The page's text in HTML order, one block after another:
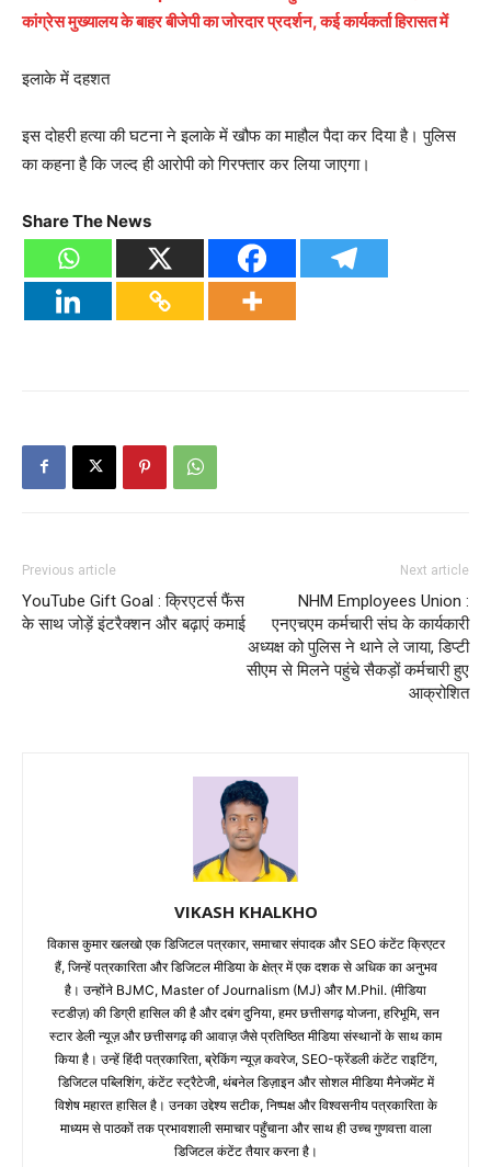
कांग्रेस मुख्यालय के बाहर बीजेपी का जोरदार प्रदर्शन, कई कार्यकर्ता हिरासत में
इलाके में दहशत
इस दोहरी हत्या की घटना ने इलाके में खौफ का माहौल पैदा कर दिया है। पुलिस
का कहना है कि जल्द ही आरोपी को गिरफ्तार कर लिया जाएगा।
Share The News
Previous article
YouTube Gift Goal : क्रिएटर्स फैंस
के साथ जोड़ें इंटरैक्शन और बढ़ाएं कमाई
Next article
NHM Employees Union :
एनएचएम कर्मचारी संघ के कार्यकारी
अध्यक्ष को पुलिस ने थाने ले जाया, डिप्टी
सीएम से मिलने पहुंचे सैकड़ों कर्मचारी हुए
आक्रोशित
VIKASH KHALKHO
विकास कुमार खलखो एक डिजिटल पत्रकार, समाचार संपादक और SEO कंटेंट क्रिएटर
हैं, जिन्हें पत्रकारिता और डिजिटल मीडिया के क्षेत्र में एक दशक से अधिक का अनुभव
है। उन्होंने BJMC, Master of Journalism (MJ) और M.Phil. (मीडिया
स्टडीज़) की डिग्री हासिल की है और दबंग दुनिया, हमर छत्तीसगढ़ योजना, हरिभूमि, सन
स्टार डेली न्यूज़ और छत्तीसगढ़ की आवाज़ जैसे प्रतिष्ठित मीडिया संस्थानों के साथ काम
किया है। उन्हें हिंदी पत्रकारिता, ब्रेकिंग न्यूज़ कवरेज, SEO-फ्रेंडली कंटेंट राइटिंग,
डिजिटल पब्लिशिंग, कंटेंट स्ट्रैटेजी, थंबनेल डिज़ाइन और सोशल मीडिया मैनेजमेंट में
विशेष महारत हासिल है। उनका उद्देश्य सटीक, निष्पक्ष और विश्वसनीय पत्रकारिता के
माध्यम से पाठकों तक प्रभावशाली समाचार पहुँचाना और साथ ही उच्च गुणवत्ता वाला
डिजिटल कंटेंट तैयार करना है।